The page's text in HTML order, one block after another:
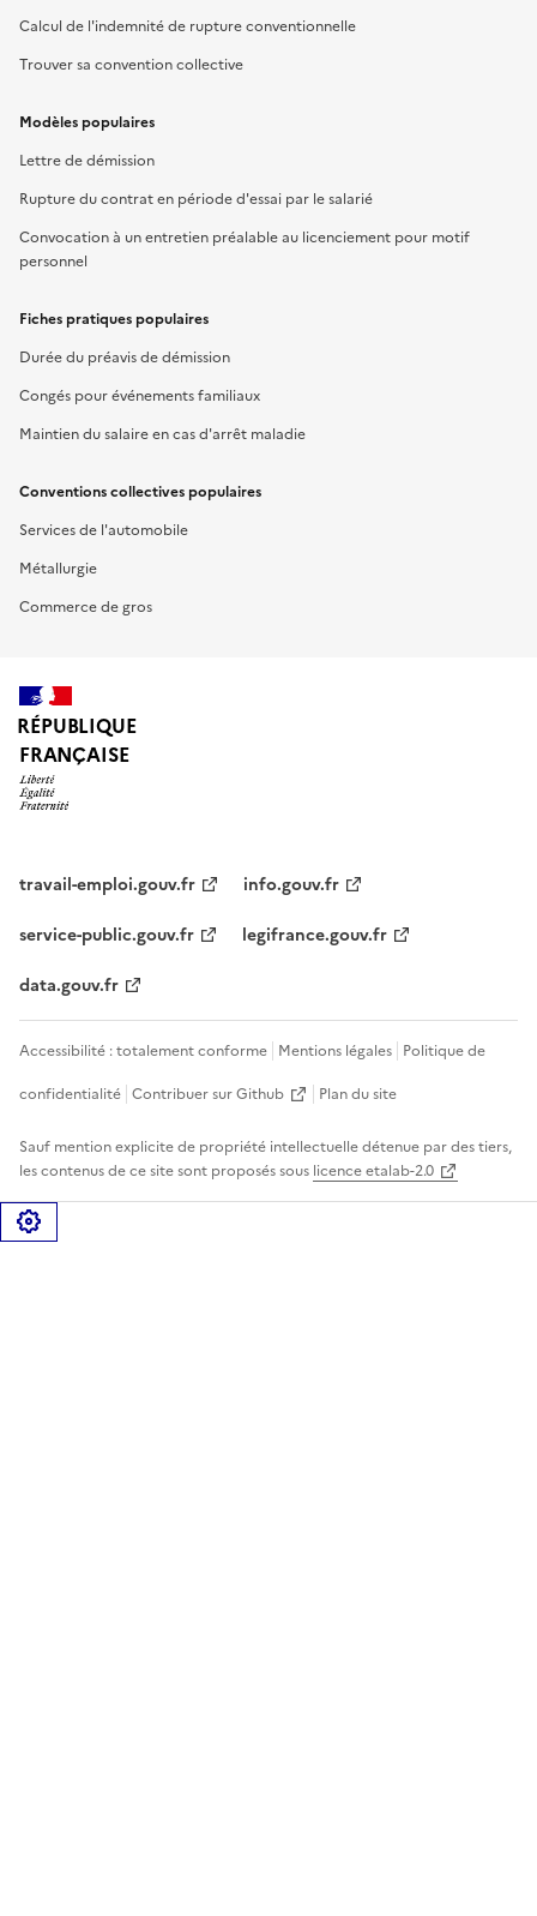
Calcul de l'indemnité de rupture conventionnelle
Trouver sa convention collective
Modèles populaires
Lettre de démission
Rupture du contrat en période d'essai par le salarié
Convocation à un entretien préalable au licenciement pour motif
personnel
Fiches pratiques populaires
Durée du préavis de démission
Congés pour événements familiaux
Maintien du salaire en cas d'arrêt maladie
Conventions collectives populaires
Services de l'automobile
Métallurgie
Commerce de gros
RÉPUBLIQUE
FRANÇAISE
travail-emploi.gouv.fr
info.gouv.fr
service-public.gouv.fr
legifrance.gouv.fr
data.gouv.fr
Accessibilité : totalement conforme Mentions légales Politique de
confidentialité Contribuer sur Github Plan du site
Sauf mention explicite de propriété intellectuelle détenue par des tiers,
les contenus de ce site sont proposés sous licence etalab-2.0
Gérer les cookies